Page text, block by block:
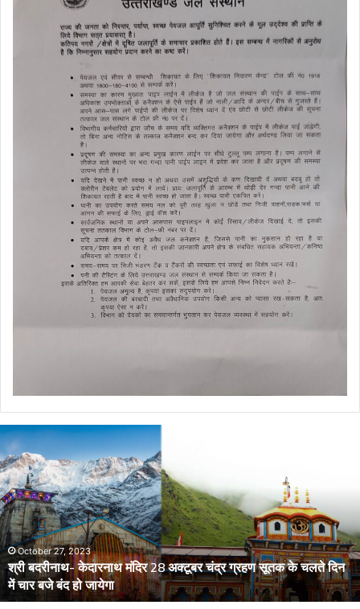
डेंगू
और
चिकनगुनिया
को
लेकर
स्वास्थ्य
विभाग
का
अर्लटApril 29, 2024
डेंगू और चिकनगुनिया को लेकर स्वास्थ्य विभाग का अर्लट